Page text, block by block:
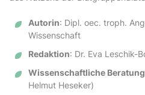
Autorin: Dipl. oec. troph.
Wissenschaft
Redaktion: Dr. Eva Leschik-
Wissenschaftliche Beratung
Helmut Heseker)